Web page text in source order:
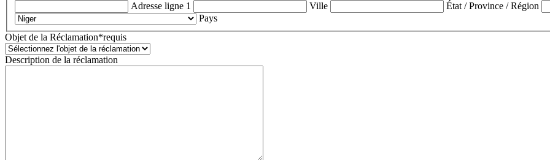
Adresse ligne 1
Ville État / Province / Région
Pays
Objet de la Réclamation*requis
Description de la réclamation